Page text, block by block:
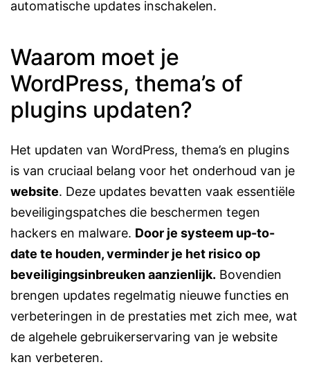
automatische updates inschakelen.
Waarom moet je
WordPress, thema’s of
plugins updaten?
Het updaten van WordPress, thema’s en plugins
is van cruciaal belang voor het onderhoud van je
website. Deze updates bevatten vaak essentiële
beveiligingspatches die beschermen tegen
hackers en malware. Door je systeem up-to-
date te houden, verminder je het risico op
beveiligingsinbreuken aanzienlijk. Bovendien
brengen updates regelmatig nieuwe functies en
verbeteringen in de prestaties met zich mee, wat
de algehele gebruikerservaring van je website
kan verbeteren.